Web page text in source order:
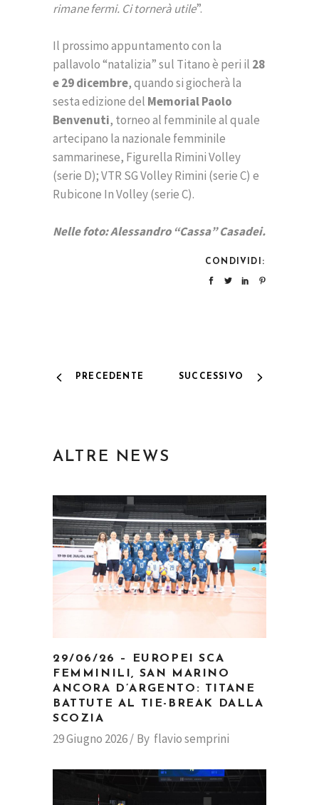
rimane fermi. Ci tornerà utile”.
Il prossimo appuntamento con la
pallavolo “natalizia” sul Titano è peri il 28
e 29dicembre, quando si giocherà la
sesta edizione del Memorial Paolo
Benvenuti, torneo al femminile al quale
artecipano la nazionale femminile
sammarinese, Figurella Rimini Volley
(serie D); VTR SG Volley Rimini (serie C) e
Rubicone In Volley (serie C).
Nelle foto: Alessandro “Cassa” Casadei.
CONDIVIDI:
PRECEDENTE SUCCESSIVO
ALTRE NEWS
29/06/26 – EUROPEI SCA
FEMMINILI, SAN MARINO
ANCORA D’ARGENTO: TITANE
BATTUTE AL TIE-BREAK DALLA
SCOZIA
29 Giugno 2026 By flavio semprini